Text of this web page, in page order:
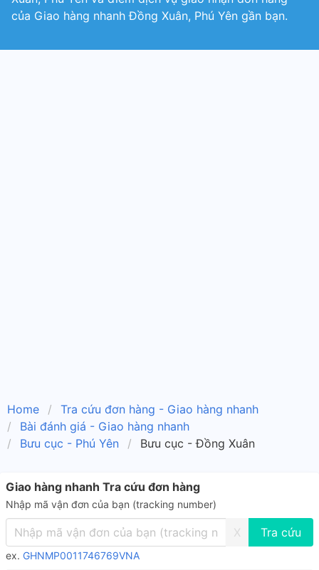
của Giao hàng nhanh Đồng Xuân, Phú Yên gần bạn.
Home
Tra cứu đơn hàng - Giao hàng nhanh
Bài đánh giá - Giao hàng nhanh
Bưu cục - Phú Yên
Bưu cục - Đồng Xuân
Giao hàng nhanh Tra cứu đơn hàng
Nhập mã vận đơn của bạn (tracking number)
X
ex. GHNMP0011746769VNA